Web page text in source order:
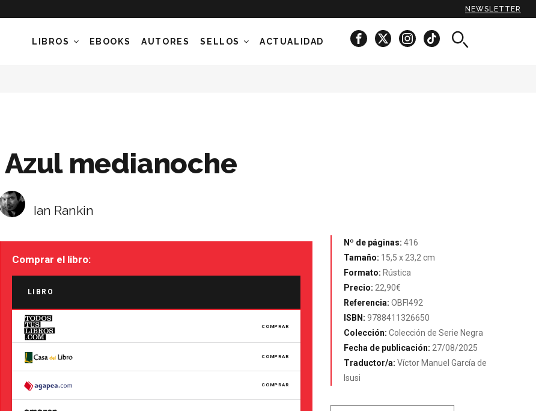
NEWSLETTER
LIBROS EBOOKS AUTORES SELLOS ACTUALIDAD
Azul medianoche
Ian Rankin
Comprar el libro:
LIBRO
COMPRAR
COMPRAR
COMPRAR
Nº de páginas:416
Tamaño: 15,5 x 23,2 cm
Formato: Rústica
Precio: 22,90€
Referencia:OBFI492
ISBN:9788411326650
Colección:Colección de Serie Negra
Fecha de publicación: 27/08/2025
Traductor/a:Víctor Manuel García de
Isusi